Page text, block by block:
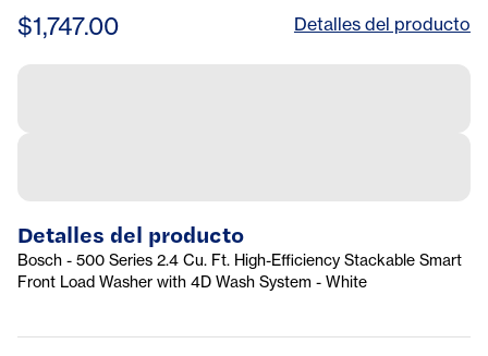
$1,747.00 Detalles del producto
Detalles del producto
Bosch - 500 Series 2.4 Cu. Ft. High-Efficiency Stackable Smart
Front Load Washer with 4D Wash System - White